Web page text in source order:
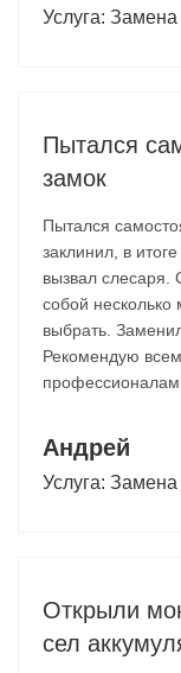
Услуга: Замена
Пытался
замок
Пытался
заклинил, в
вызвал слесаря.
собой несколько
выбрать.
Рекомендую
профессионалам
Андрей
Услуга: Замена
Открыли
сел